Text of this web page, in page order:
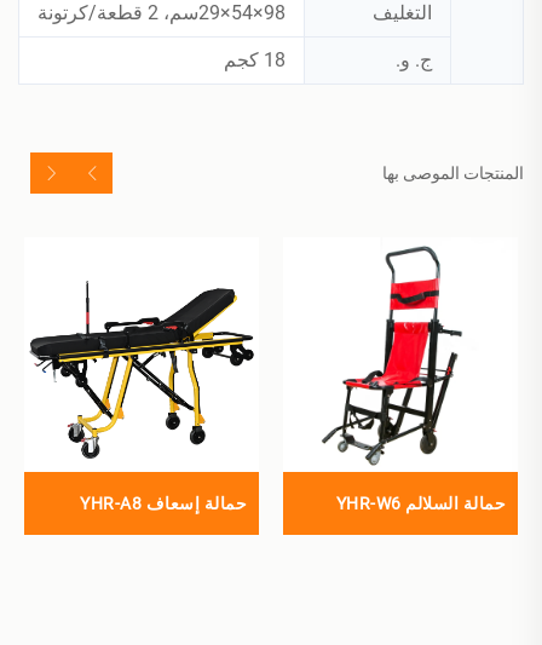
التغليف 98×54×29سم، 2 قطعة/كرتونة
ج. و. 18 كجم
المنتجات الموصى بها
حمالة السلالم YHR-W6 حمالة إسعاف YHR-A8